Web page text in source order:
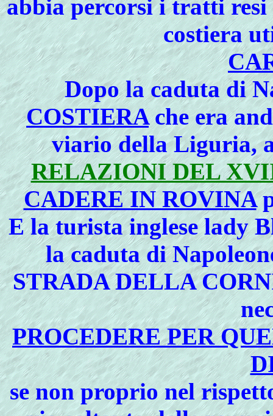
abbia percorsi i tratti
costiera
Dopo la caduta di
COSTIERAche era
viario della Liguria,
RELAZIONI DEL
CADERE IN ROVINA
E la turista ingleselady
la caduta di
STRADA DELLA
PROCEDERE PER
se non proprio nel